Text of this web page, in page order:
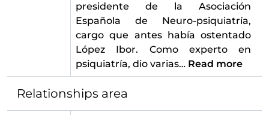
presidente de la Asociación
Española de Neuro-psiquiatría,
cargo que antes había ostentado
López Ibor. Como experto en
psiquiatría, dio varias… Read more
Relationships area